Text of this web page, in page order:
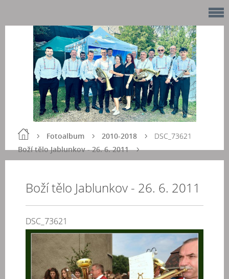
Fotoalbum
2010-2018
Boží tělo Jablunkov - 26. 6. 2011
DSC_73621
Boží tělo Jablunkov - 26. 6. 2011
DSC_73621